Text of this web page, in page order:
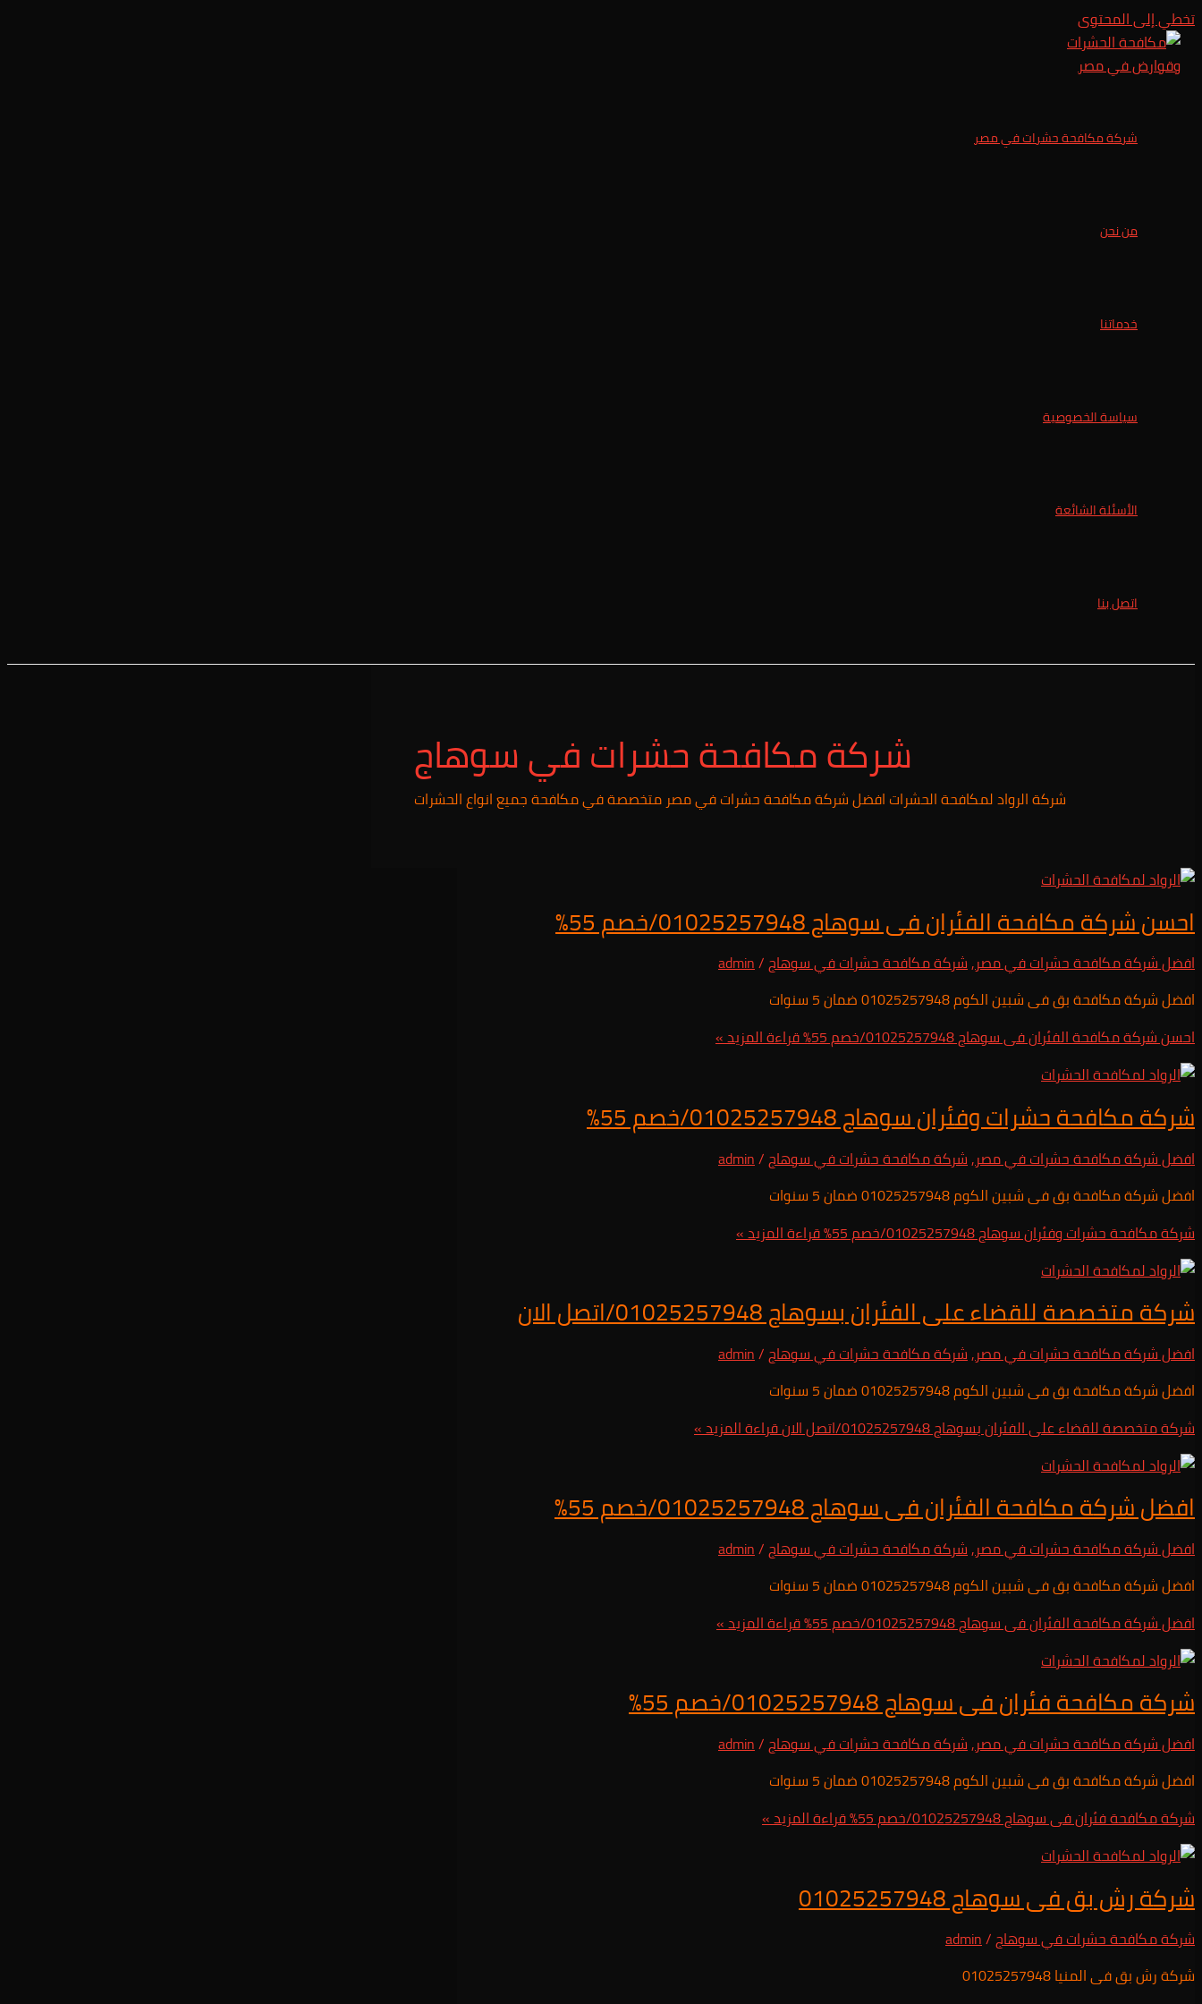
تخطي إلى المحتوى
شركة مكافحة حشرات في مصر
من نحن
خدماتنا
سياسة الخصوصية
الأسئلة الشائعة
اتصل بنا
شركة مكافحة حشرات في سوهاج
شركة الرواد لمكافحة الحشرات افضل شركة مكافحة حشرات في مصر متخصصة في مكافحة جميع انواع الحشرات
احسن شركة مكافحة الفئران فى سوهاج 01025257948/خصم 55%
افضل شركة مكافحة حشرات في مصر,شركة مكافحة حشرات في سوهاج/
admin
افضل شركة مكافحة بق فى شبين الكوم 01025257948 ضمان 5 سنوات
احسن شركة مكافحة الفئران فى سوهاج 01025257948/خصم 55%
قراءة المزيد »
شركة مكافحة حشرات وفئران سوهاج 01025257948/خصم 55%
افضل شركة مكافحة حشرات في مصر,شركة مكافحة حشرات في سوهاج/
admin
افضل شركة مكافحة بق فى شبين الكوم 01025257948 ضمان 5 سنوات
شركة مكافحة حشرات وفئران سوهاج 01025257948/خصم 55%
قراءة المزيد »
شركة متخصصة للقضاء على الفئران بسوهاج 01025257948/اتصل الان
افضل شركة مكافحة حشرات في مصر,شركة مكافحة حشرات في سوهاج/
admin
افضل شركة مكافحة بق فى شبين الكوم 01025257948 ضمان 5 سنوات
شركة متخصصة للقضاء على الفئران بسوهاج 01025257948/اتصل الان
قراءة المزيد »
افضل شركة مكافحة الفئران فى سوهاج 01025257948/خصم 55%
افضل شركة مكافحة حشرات في مصر,شركة مكافحة حشرات في سوهاج/
admin
افضل شركة مكافحة بق فى شبين الكوم 01025257948 ضمان 5 سنوات
افضل شركة مكافحة الفئران فى سوهاج 01025257948/خصم 55%
قراءة المزيد »
شركة مكافحة فئران فى سوهاج 01025257948/خصم 55%
افضل شركة مكافحة حشرات في مصر,شركة مكافحة حشرات في سوهاج/
admin
افضل شركة مكافحة بق فى شبين الكوم 01025257948 ضمان 5 سنوات
شركة مكافحة فئران فى سوهاج 01025257948/خصم 55%
قراءة المزيد »
شركة رش بق فى سوهاج 01025257948
شركة مكافحة حشرات في سوهاج/
admin
شركة رش بق فى المنيا 01025257948